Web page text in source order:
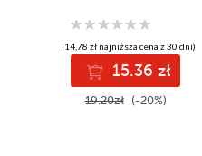
(14,78 zł najniższa cena z 30 dni)
15.36 zł
19.20zł (-20%)